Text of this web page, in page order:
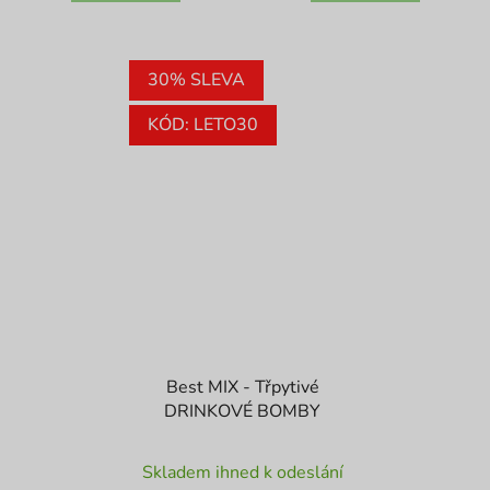
30% SLEVA
KÓD: LETO30
Best MIX - Třpytivé
DRINKOVÉ BOMBY
hodnocení
Skladem ihned k odeslání